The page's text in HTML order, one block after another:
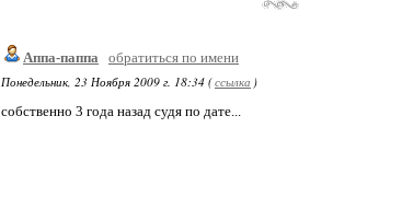
Аппа-паппа
обратиться по имени
Понедельник, 23 Ноября 2009 г. 18:34 (ссылка )
собственно 3 года назад судя по дате...